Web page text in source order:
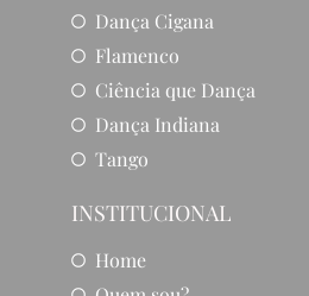
Dança Cigana
Flamenco
Ciência que Dança
Dança Indiana
Tango
INSTITUCIONAL
Home